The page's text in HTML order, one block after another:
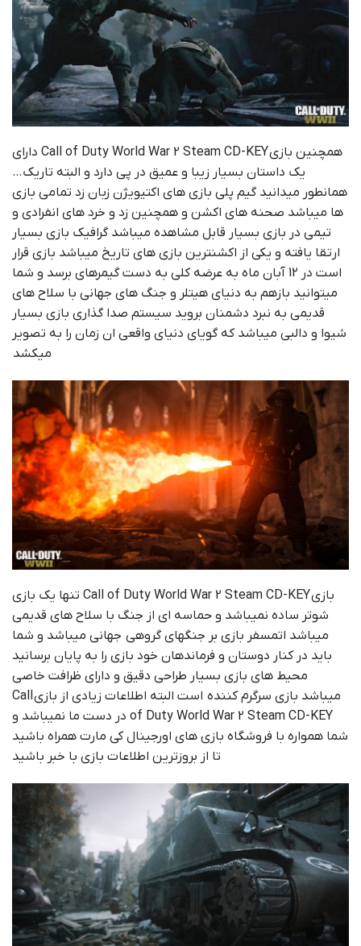
همچنین بازی Call of Duty World War 2 Steam CD-KEY دارای
یک داستان بسیار زیبا و عمیق در پی دارد و البته تاریک…
همانطور میدانید گیم پلی بازی های اکتیویژن زبان زد تمامی بازی
ها میباشد صحنه های اکشن و همچنین زد و خرد های انفرادی و
تیمی در بازی بسیار قابل مشاهده میباشد گرافیک بازی بسیار
ارتقا یافته و یکی از اکشنترین بازی های تاریخ میباشد بازی قرار
است در 12 آبان ماه به عرضه کلی به دست گیمرهای برسد و شما
میتوانید بازهم به دنیای هیتلر و جنگ های جهانی با سلاح های
قدیمی به نبرد دشمنان بروید سیستم صدا گذاری بازی بسیار
شیوا و دالبی میباشد که گویای دنیای واقعی ان زمان را به تصویر
میکشد
بازی Call of Duty World War 2 Steam CD-KEY تنها یک بازی
شوتر ساده نمیباشد و حماسه ای از جنگ با سلاح های قدیمی
میباشد اتمسفر بازی بر جنگهای گروهی جهانی میباشد و شما
باید در کنار دوستان و فرماندهان خود بازی را به پایان برسانید
محیط های بازی بسیار طراحی دقیق و دارای ظرافت خاصی
میباشد بازی سرگرم کننده است البته اطلاعات زیادی از بازی Call
of Duty World War 2 Steam CD-KEY در دست ما نمیباشد و
شما همواره با فروشگاه بازی های اورجینال کی مارت همراه باشید
تا از بروزترین اطلاعات بازی با خبر باشید